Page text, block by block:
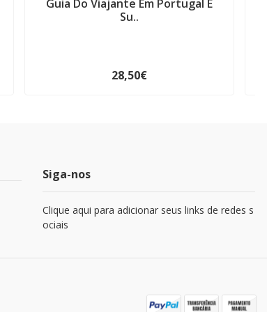
Guia Do Viajante Em Portugal E
Su..
28,50€
Siga-nos
Clique aqui para adicionar seus links de redes s
ociais